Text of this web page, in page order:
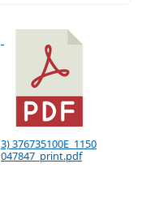
3) 376735100E_1150
047847_print.pdf